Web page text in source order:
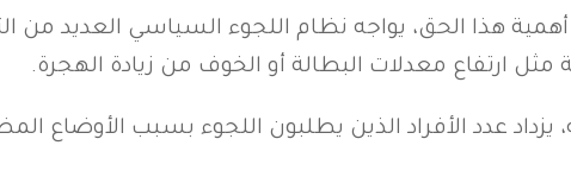
هذا الحق، يواجه نظام اللجوء السياسي العديد من
ارتفاع معدلات البطالة أو الخوف من زيادة الهجرة.
يزداد عدد الأفراد الذين يطلبون اللجوء بسبب